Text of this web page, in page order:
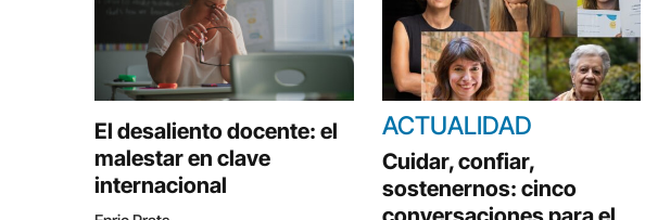
El desaliento docente: el
malestar en clave
internacional
ACTUALIDAD
Cuidar, confiar,
sostenernos: cinco